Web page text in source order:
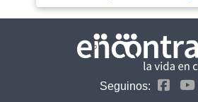
Seguinos: